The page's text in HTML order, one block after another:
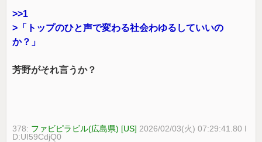
>>1
>「トップのひと声で変わる社会わゆるしていいの
か？」
芳野がそれ言うか？
378: ファビピラビル(広島県) [US] 2026/02/03(火) 07:29:41.80 I
D:UI59CdjQ0